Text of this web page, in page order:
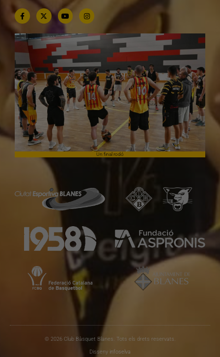
Un final rodó
© 2026 Club Bàsquet Blanes. Tots els drets reservats.
Disseny infoselva